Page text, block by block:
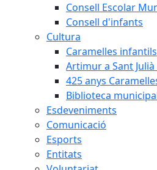
Consell Escolar
Consell d'infants
Cultura
Caramelles infantils
Artimur a Sant
425 anys
Biblioteca
Esdeveniments
Comunicació
Esports
Entitats